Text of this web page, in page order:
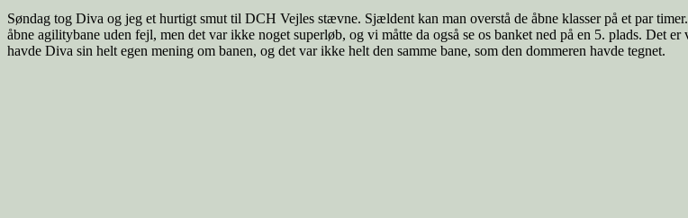
Søndag tog Diva og jeg et hurtigt smut til DCH Vejles stævne. Sjældent kan man overstå de åbne klasser på et par
åbne agilitybane uden fejl, men det var ikke noget superløb, og vi måtte da også se os banket ned på en 5. plads.
havde Diva sin helt egen mening om banen, og det var ikke helt den samme bane, som den dommeren havde tegnet.